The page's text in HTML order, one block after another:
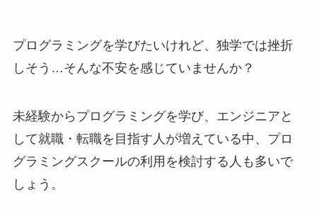
プログラミングを学びたいけれど、独学では挫折
しそう…そんな不安を感じていませんか？
未経験からプログラミングを学び、エンジニアと
して就職・転職を目指す人が増えている中、プロ
グラミングスクールの利用を検討する人も多いで
しょう。